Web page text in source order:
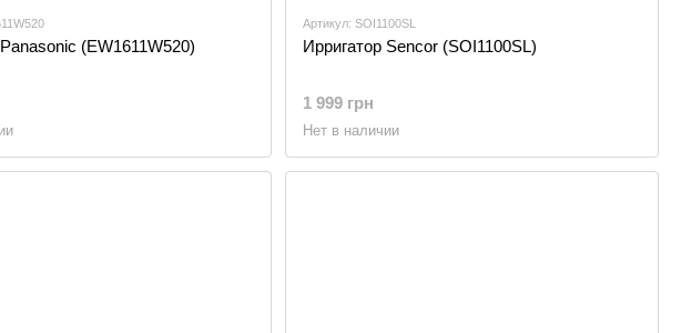
(EW1611W520)
Артикул: SOI1100SL
Ирригатор Sencor (SOI1100SL)
1 999 грн
Нет в наличии